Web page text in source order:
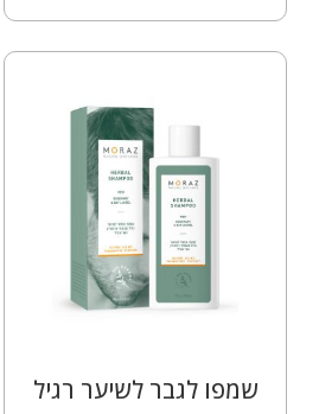
שמפו לגבר לשיער רגיל